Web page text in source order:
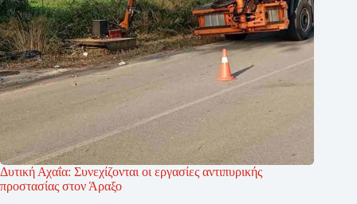
Δυτική Αχαΐα: Συνεχίζονται οι εργασίες αντιπυρικής
προστασίας στον Άραξο